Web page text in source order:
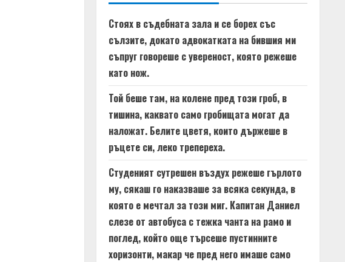
Стоях в съдебната зала и се борех със
сълзите, докато адвокатката на бившия ми
съпруг говореше с увереност, която режеше
като нож.
Той беше там, на колене пред този гроб, в
тишина, каквато само гробищата могат да
наложат. Белите цветя, които държеше в
ръцете си, леко трепереха.
Студеният сутрешен въздух режеше гърлото
му, сякаш го наказваше за всяка секунда, в
която е мечтал за този миг. Капитан Даниел
слезе от автобуса с тежка чанта на рамо и
поглед, който още търсеше пустинните
хоризонти, макар че пред него имаше само